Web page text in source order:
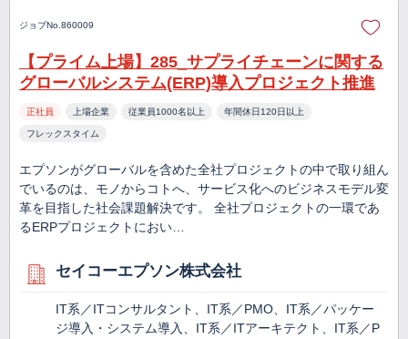
ジョブNo.860009
【プライム上場】285_サプライチェーンに関する
グローバルシステム(ERP)導入プロジェクト推進
正社員 上場企業 従業員1000名以上 年間休日120日以上
フレックスタイム
エプソンがグローバルを含めた全社プロジェクトの中で取り組ん
でいるのは、モノからコトへ、サービス化へのビジネスモデル変
革を目指した社会課題解決です。 全社プロジェクトの一環であ
るERPプロジェクトにおい…
セイコーエプソン株式会社
IT系／ITコンサルタント、IT系／PMO、IT系／パッケー
ジ導入・システム導入、IT系／ITアーキテクト、IT系／P